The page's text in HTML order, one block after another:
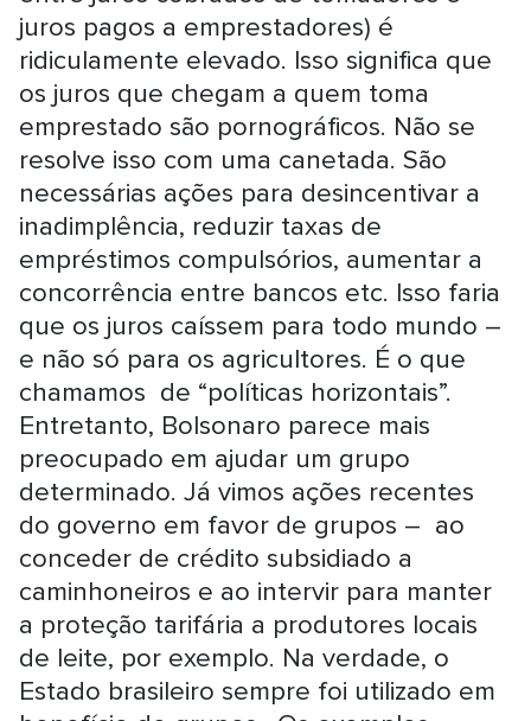
juros pagos a emprestadores) é
ridiculamente elevado. Isso significa que
os juros que chegam a quem toma
emprestado são pornográficos. Não se
resolve isso com uma canetada. São
necessárias ações para desincentivar a
inadimplência, reduzir taxas de
empréstimos compulsórios, aumentar a
concorrência entre bancos etc. Isso faria
que os juros caíssem para todo mundo –
e não só para os agricultores. É o que
chamamos de “políticas horizontais”.
Entretanto, Bolsonaro parece mais
preocupado em ajudar um grupo
determinado. Já vimos ações recentes
do governo em favor de grupos – ao
conceder de crédito subsidiado a
caminhoneiros e ao intervir para manter
a proteção tarifária a produtores locais
de leite, por exemplo. Na verdade, o
Estado brasileiro sempre foi utilizado em